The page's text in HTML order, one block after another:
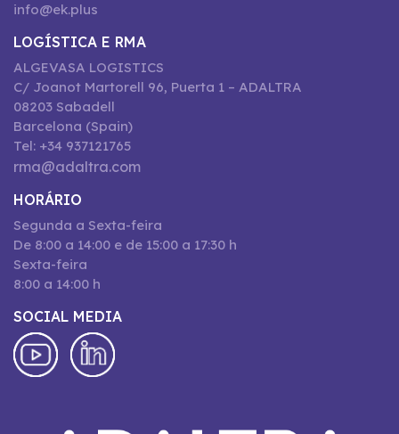
info@ek.plus
LOGÍSTICA E RMA
ALGEVASA LOGISTICS
C/ Joanot Martorell 96, Puerta 1 – ADALTRA
08203 Sabadell
Barcelona (Spain)
Tel: +34 937121765
rma@adaltra.com
HORÁRIO
Segunda a Sexta-feira
De 8:00 a 14:00 e de 15:00 a 17:30 h
Sexta-feira
8:00 a 14:00 h
SOCIAL MEDIA